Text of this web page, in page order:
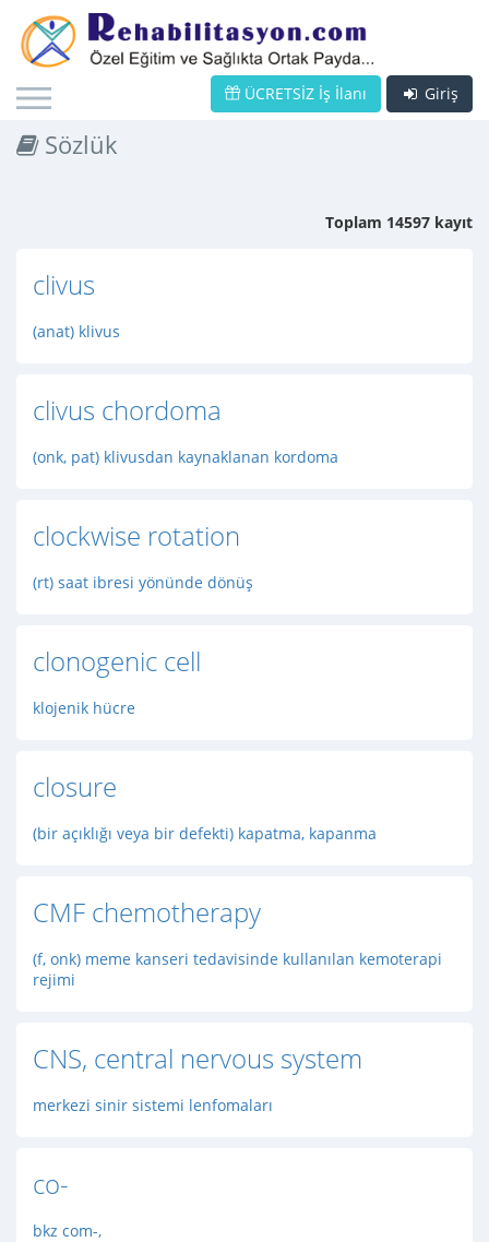
Giriş
ÜCRETSİZ İş İlanı
Sözlük
Toplam 14597 kayıt
clivus
(anat) klivus
clivus chordoma
(onk, pat) klivusdan kaynaklanan kordoma
clockwise rotation
(rt) saat ibresi yönünde dönüş
clonogenic cell
klojenik hücre
closure
(bir açıklığı veya bir defekti) kapatma, kapanma
CMF chemotherapy
(f, onk) meme kanseri tedavisinde kullanılan kemoterapi
rejimi
CNS, central nervous system
merkezi sinir sistemi lenfomaları
co-
bkz com-,